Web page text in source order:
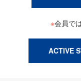
※会員で
ACTIVE